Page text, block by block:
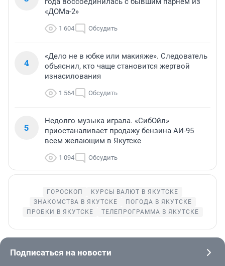
«ДОМа-2»
1 604 Обсудить
4
«Дело не в юбке или макияже». Следователь
объяснил, кто чаще становится жертвой
изнасилования
1 564 Обсудить
5
Недолго музыка играла. «СибОйл»
приостаналивает продажу бензина АИ-95
всем желающим в Якутске
1 094 Обсудить
ГОРОСКОП
КУРСЫ ВАЛЮТ В ЯКУТСКЕ
ЗНАКОМСТВА В ЯКУТСКЕ
ПОГОДА В ЯКУТСКЕ
ПРОБКИ В ЯКУТСКЕ
ТЕЛЕПРОГРАММА В ЯКУТСКЕ
Подписаться на новости